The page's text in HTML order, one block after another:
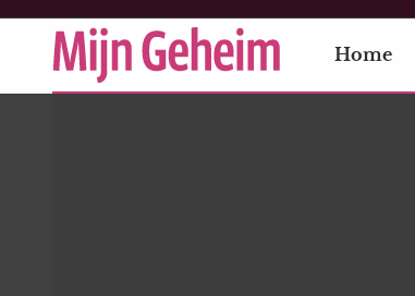
Home